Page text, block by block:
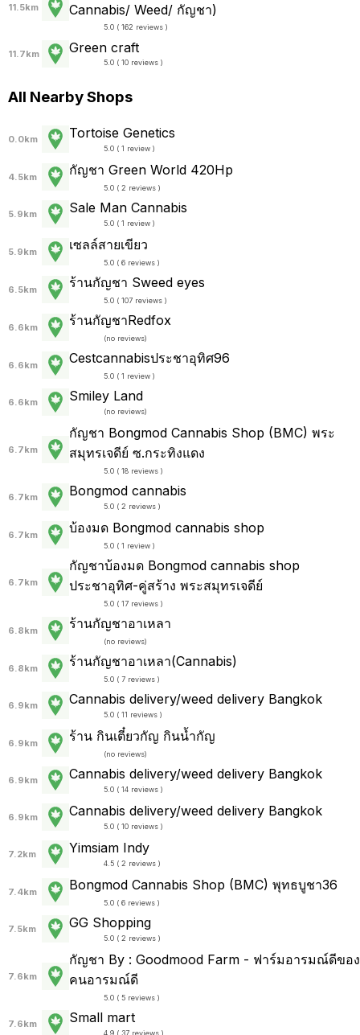
11.5km
Cannabis/ Weed/ กัญชา)
5.0 ( 162 reviews )
11.7km Green craft
5.0 ( 10 reviews )
All Nearby Shops
0.0km Tortoise Genetics
5.0 ( 1 review )
4.5km กัญชา Green World 420Hp
5.0 ( 2 reviews )
5.9km Sale Man Cannabis
5.0 ( 1 review )
5.9km เซลล์สายเขียว
5.0 ( 6 reviews )
6.5km ร้านกัญชา Sweed eyes
5.0 ( 107 reviews )
6.6km ร้านกัญชาRedfox
(no reviews)
6.6km Cestcannabisประชาอุทิศ96
5.0 ( 1 review )
6.6km Smiley Land
(no reviews)
6.7km
กัญชา Bongmod Cannabis Shop (BMC) พระ
สมุทรเจดีย์ ซ.กระทิงแดง
5.0 ( 18 reviews )
6.7km Bongmod cannabis
5.0 ( 2 reviews )
6.7km บ้องมด Bongmod cannabis shop
5.0 ( 1 review )
6.7km
กัญชาบ้องมด Bongmod cannabis shop
ประชาอุทิศ-คู่สร้าง พระสมุทรเจดีย์
5.0 ( 17 reviews )
6.8km ร้านกัญชาอาเหลา
(no reviews)
6.8km ร้านกัญชาอาเหลา(Cannabis)
5.0 ( 7 reviews )
6.9km Cannabis delivery/weed delivery Bangkok
5.0 ( 11 reviews )
6.9km ร้าน​ กินเตี๋ยวกัญ​ กินน้ำกัญ
(no reviews)
6.9km Cannabis delivery/weed delivery Bangkok
5.0 ( 14 reviews )
6.9km Cannabis delivery/weed delivery Bangkok
5.0 ( 10 reviews )
7.2km Yimsiam Indy
4.5 ( 2 reviews )
7.4km Bongmod Cannabis Shop (BMC) พุทธบูชา36
5.0 ( 6 reviews )
7.5km GG Shopping
5.0 ( 2 reviews )
7.6km
กัญชา By : Goodmood Farm - ฟาร์มอารมณ์ดีของ
คนอารมณ์ดี
5.0 ( 5 reviews )
7.6km Small mart
4.9 ( 37 reviews )